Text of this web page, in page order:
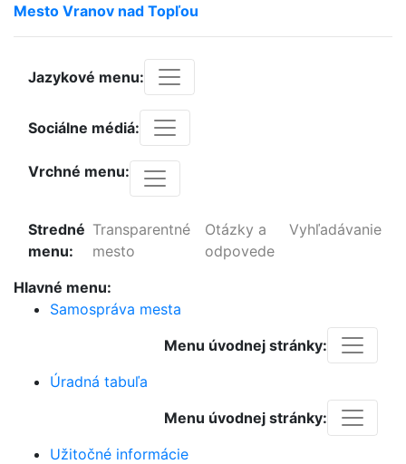
Mesto Vranov nad Topľou
Jazykové menu:
Sociálne médiá:
Vrchné menu:
Stredné
menu:
Transparentné
mesto
Otázky a
odpovede
Vyhľadávanie
Hlavné menu:
Samospráva mesta
Menu úvodnej stránky:
Úradná tabuľa
Menu úvodnej stránky:
Užitočné informácie